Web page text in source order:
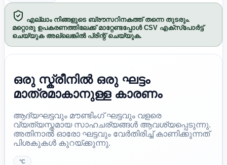
എല്ലാം നിങ്ങളുടെ ബ്രൗസറിനകത്ത് തന്നെ തുടരും.
മറ്റൊരു ഉപകരണത്തിലേക്ക് മാറ്റേണ്ടപ്പോൾ CSV എക്സ്പോർട്ട്
ചെയ്യുക അല്ലെങ്കിൽ പ്രിന്റ് ചെയ്യുക.
ഒരു സ്ക്രീനിൽ ഒരു ഘട്ടം
മാത്രമാകാനുള്ള കാരണം
ആദ്യഘട്ടവും മൗണ്ടിംഗ് ഘട്ടവും വളരെ
വ്യത്യസ്തമായ സാഹചര്യങ്ങൾ ആവശ്യപ്പെടുന്നു.
അതിനാൽ ഓരോ ഘട്ടവും വേർതിരിച്ച് കാണിക്കുന്നത്
പിശകുകൾ കുറയ്ക്കുന്നു.
°C